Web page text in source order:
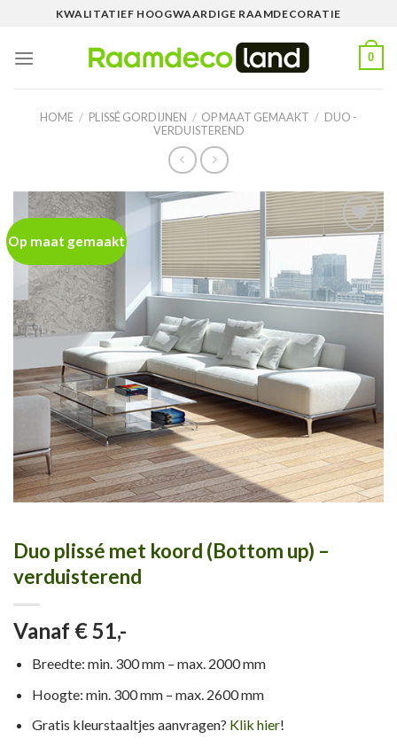
content
KWALITATIEF HOOGWAARDIGE RAAMDECORATIE
0
HOME / PLISSÉ GORDIJNEN / OP MAAT GEMAAKT / DUO -
VERDUISTEREND
Op maat gemaakt
aan
wenslijst
Duo plissé met koord (Bottom up) –
verduisterend
Vanaf € 51,-
Breedte: min. 300 mm – max. 2000 mm
Hoogte: min. 300 mm – max. 2600 mm
Gratis kleurstaaltjes aanvragen? Klik hier!